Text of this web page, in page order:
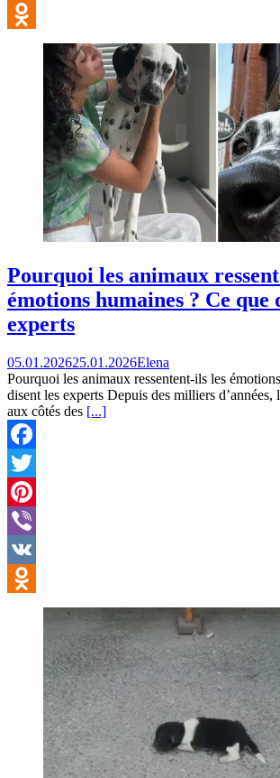
VK
Odnoklassniki
Pourquoi les animaux
émotions humaines ? Ce que
experts
05.01.202625.01.2026Elena
Pourquoi les animaux ressentent-ils les
disent les experts Depuis des milliers
aux côtés des [...]
Facebook
Twitter
Pinterest
Viber
VK
Odnoklassniki